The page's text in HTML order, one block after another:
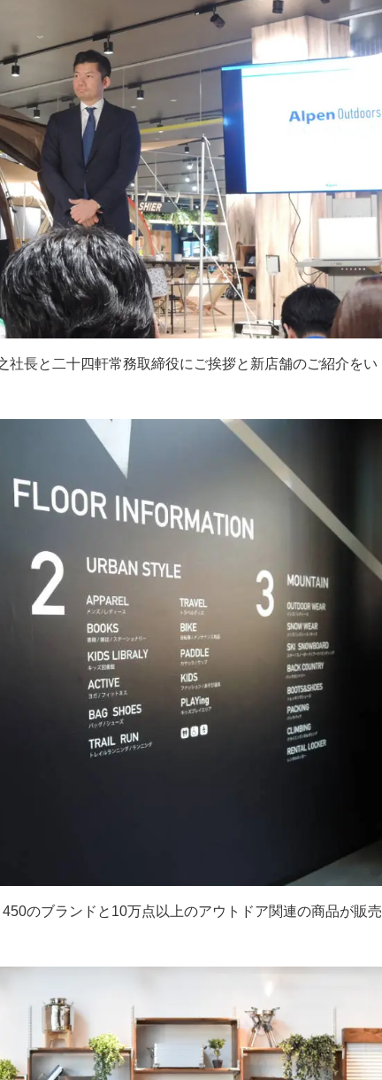
社長と二十四軒常務取締役にご挨拶と新店舗のご紹介をい
のブランドと10万点以上のアウトドア関連の商品が販売